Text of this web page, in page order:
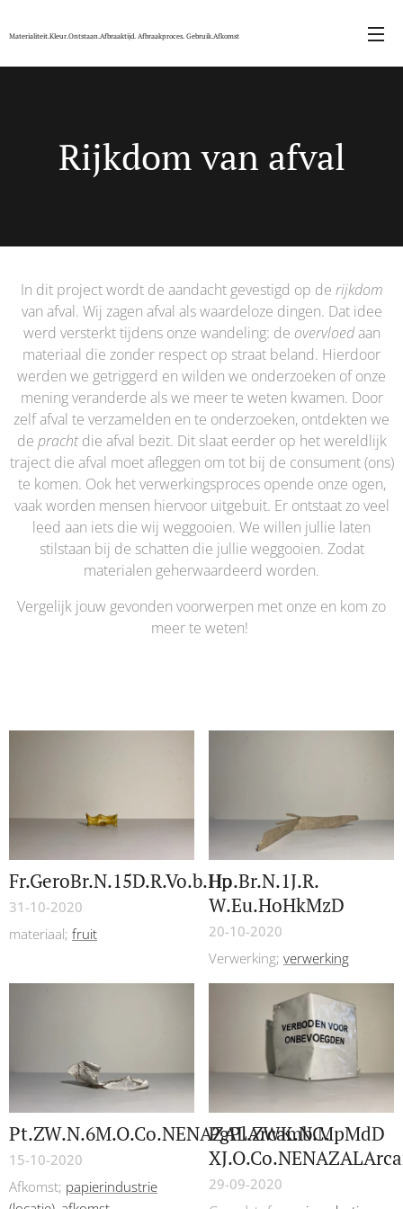
Materialiteit.Kleur.Ontstaan.Afbraaktijd. Afbraakproces. Gebruik.Afkomst
Rijkdom van afval
In dit project wordt de aandacht gevestigd op de rijkdom
van afval. Wij zagen afval als waardeloze dingen. Dat idee
werd versterkt tijdens onze wandeling: de overvloedaan
materiaal die zonder respect op straat beland. Hierdoor
werden we getriggerd en wilden we onderzoeken of onze
mening veranderde als we meer te weten kwamen. Door
zelf afval te verzamelden en te onderzoeken, ontdekten we
de prachtdie afval bezit. Dit slaat eerder op het wereldlijk
traject die afval moet afleggen om tot bij de consument (ons)
te komen. Ook het verwerkingsproces opende onze ogen,
vaak worden mensen hiervoor uitgebuit. Er ontstaat zo veel
leed aan iets die wij weggooien. We willen jullie laten
stilstaan bij de schatten die jullie weggooien. Zodat
materialen geherwaardeerd worden.
Vergelijk jouw gevonden voorwerpen met onze en kom zo
meer te weten!
Fr.GeroBr.N.15D.R.Vo.b.Hp
31-10-2020
materiaal; fruit
Ho.Br.N.1J.R.
W.Eu.HoHkMzD
20-10-2020
Verwerking; verwerking
Pt.ZW.N.6M.O.Co.NENAZALArcamb.MpMdD
15-10-2020
Afkomst; papierindustrie
PgPl.ZWK.NC.
29-09-2020